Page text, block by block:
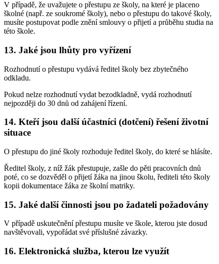
V případě, že uvažujete o přestupu ze školy, na které je placeno
školné (např. ze soukromé školy), nebo o přestupu do takové školy,
musíte postupovat podle znění smlouvy o přijetí a průběhu studia na
této škole.
13. Jaké jsou lhůty pro vyřízení
Rozhodnutí o přestupu vydává ředitel školy bez zbytečného
odkladu.
Pokud nelze rozhodnutí vydat bezodkladně, vydá rozhodnutí
nejpozději do 30 dnů od zahájení řízení.
14. Kteří jsou další účastníci (dotčení) řešení životní
situace
O přestupu do jiné školy rozhoduje ředitel školy, do které se hlásíte.
Ředitel školy, z níž žák přestupuje, zašle do pěti pracovních dnů
poté, co se dozvěděl o přijetí žáka na jinou školu, řediteli této školy
kopii dokumentace žáka ze školní matriky.
15. Jaké další činnosti jsou po žadateli požadovány
V případě uskutečnění přestupu musíte ve škole, kterou jste dosud
navštěvovali, vypořádat své příslušné závazky.
16. Elektronická služba, kterou lze využít